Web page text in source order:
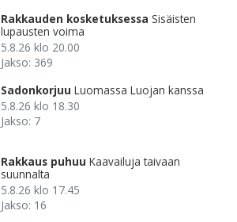
Rakkauden kosketuksessa Sisäisten
lupausten voima
5.8.26 klo 20.00
Jakso: 369
Sadonkorjuu Luomassa Luojan kanssa
5.8.26 klo 18.30
Jakso: 7
Rakkaus puhuu Kaavailuja taivaan
suunnalta
5.8.26 klo 17.45
Jakso: 16